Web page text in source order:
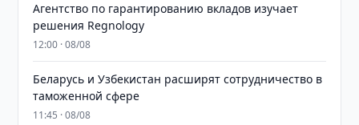
Агентство по гарантированию вкладов изучает
решения Regnology
12:00 · 08/08
Беларусь и Узбекистан расширят сотрудничество в
таможенной сфере
11:45 · 08/08